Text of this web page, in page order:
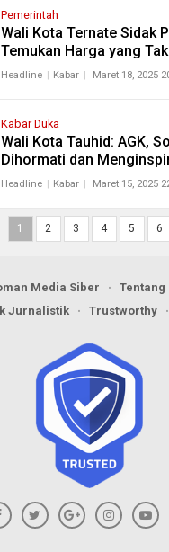
Pemerintah
Wali Kota Ternate Sidak
Temukan Harga yang
Headline Kabar Maret 18, 2025
Kabar Duka
Wali Kota Tauhid: AGK,
Dihormati dan
Headline Kabar Maret 15, 2025
1 2 3 4 5 6
Media Siber
Tentang
Jurnalistik
Trustworthy